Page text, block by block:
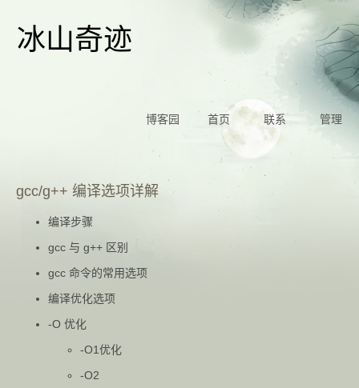
冰山奇迹
博客园 首页 联系 管理
gcc/g++ 编译选项详解
编译步骤
gcc 与 g++ 区别
gcc 命令的常用选项
编译优化选项
-O 优化
-O1优化
-O2